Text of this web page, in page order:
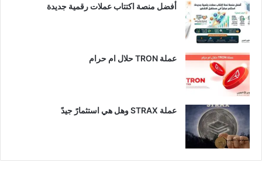
أفضل منصة اكتتاب عملات رقمية جديدة
عملة TRON حلال ام حرام​
عملة STRAX وهل هي استثمارً جيدً